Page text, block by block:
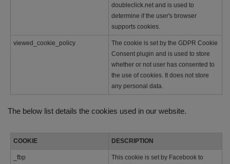
doubleclick.net and is used to
determine if the user's browser
supports cookies.
viewed_cookie_policy
The cookie is set by the GDPR Cookie
Consent plugin and is used to store
whether or not user has consented to
the use of cookies. It does not store
any personal data.
The below list details the cookies used in our website.
COOKIE DESCRIPTION
_fbp
This cookie is set by Facebook to